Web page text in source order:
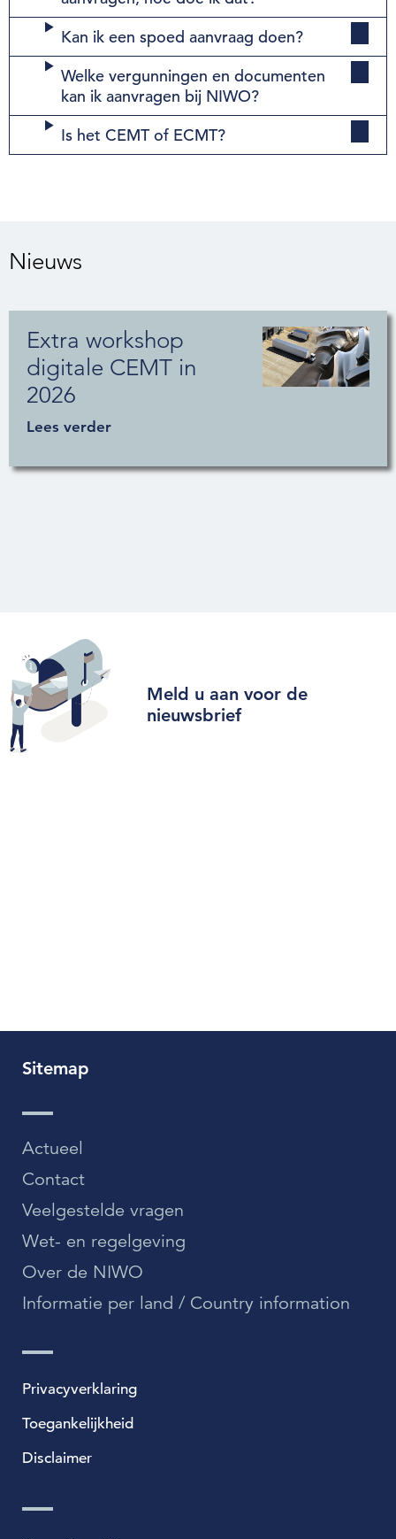
Kan ik een spoed aanvraag doen?
Welke vergunningen en documenten
kan ik aanvragen bij NIWO?
Is het CEMT of ECMT?
Nieuws
Extra workshop
digitale CEMT in
2026
Lees verder
Meld u aan voor de
nieuwsbrief
Sitemap
Actueel
Contact
Veelgestelde vragen
Wet- en regelgeving
Over de NIWO
Informatie per land / Country information
Privacyverklaring
Toegankelijkheid
Disclaimer